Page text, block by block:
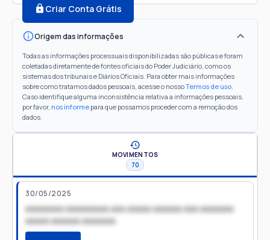
Criar Conta Grátis
Origem das informações
Todas as informações processuais disponibilizadas são públicas e foram
coletadas diretamente de fontes oficiais do Poder Judiciário, como os
sistemas dos tribunais e Diários Oficiais. Para obter mais informações
sobre como tratamos dados pessoais, acesse o nossoTermos de uso.
Caso identifique alguma inconsistência relativa a informações pessoais,
por favor, nos informe para que possamos proceder com a remoção dos
dados.
MOVIMENTOS
70
30/05/2025
xxxxxxxx xxxxxxxxx xxx xxxxx xxxxxx xxx xxxxxxx
xxxxx xxxxxx xxxxxxx